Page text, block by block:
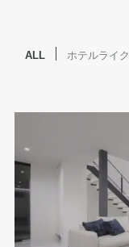
ALL ホテルライク